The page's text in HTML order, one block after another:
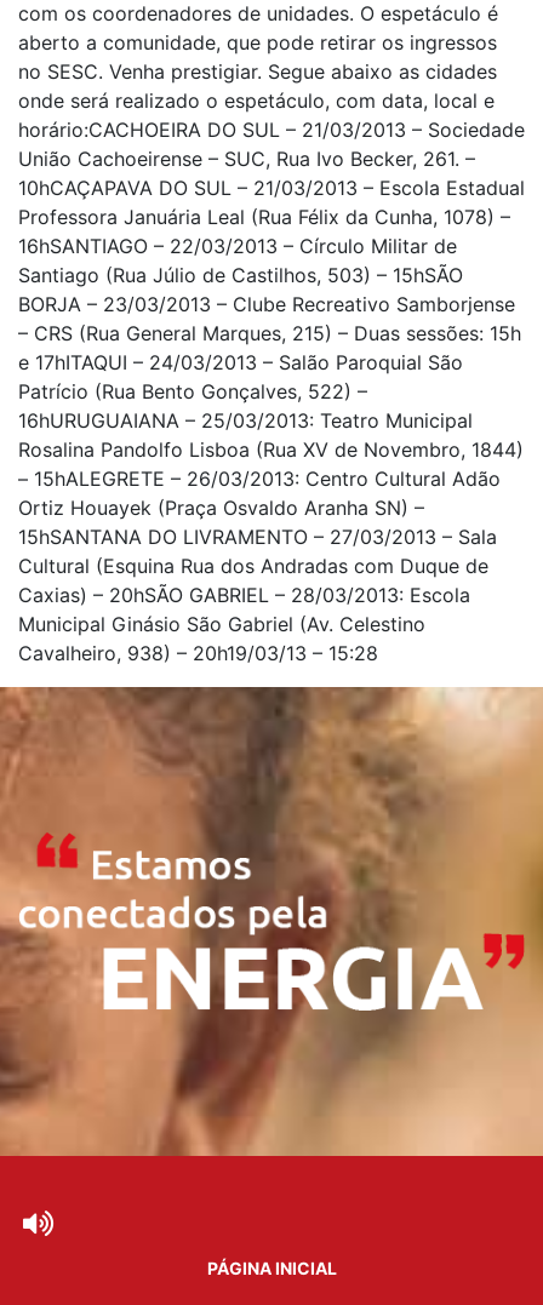
com os coordenadores de unidades. O espetáculo é
aberto a comunidade, que pode retirar os ingressos
no SESC. Venha prestigiar. Segue abaixo as cidades
onde será realizado o espetáculo, com data, local e
horário:CACHOEIRA DO SUL – 21/03/2013 – Sociedade
União Cachoeirense – SUC, Rua Ivo Becker, 261. –
10hCAÇAPAVA DO SUL – 21/03/2013 – Escola Estadual
Professora Januária Leal (Rua Félix da Cunha, 1078) –
16hSANTIAGO – 22/03/2013 – Círculo Militar de
Santiago (Rua Júlio de Castilhos, 503) – 15hSÃO
BORJA – 23/03/2013 – Clube Recreativo Samborjense
– CRS (Rua General Marques, 215) – Duas sessões: 15h
e 17hITAQUI – 24/03/2013 – Salão Paroquial São
Patrício (Rua Bento Gonçalves, 522) –
16hURUGUAIANA – 25/03/2013: Teatro Municipal
Rosalina Pandolfo Lisboa (Rua XV de Novembro, 1844)
– 15hALEGRETE – 26/03/2013: Centro Cultural Adão
Ortiz Houayek (Praça Osvaldo Aranha SN) –
15hSANTANA DO LIVRAMENTO – 27/03/2013 – Sala
Cultural (Esquina Rua dos Andradas com Duque de
Caxias) – 20hSÃO GABRIEL – 28/03/2013: Escola
Municipal Ginásio São Gabriel (Av. Celestino
Cavalheiro, 938) – 20h19/03/13 – 15:28
PÁGINA INICIAL